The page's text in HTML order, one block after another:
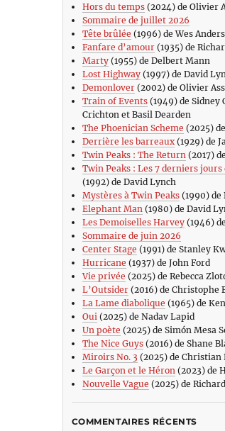
Hors du temps(2024) de Olivier
Sommaire de juillet 2026
Tête brûlée (1996) de Wes
Fanfare d’amour(1935) de
Marty(1955) de Delbert Mann
Lost Highway(1997) de David
Demonlover(2002) de Olivier
Train of Events(1949) de Sidney
Crichton et Basil Dearden
The Phoenician Scheme (2025)
Derrière les barreaux(1929) de
Twin Peaks : The Return(2017)
Twin Peaks : Les 7 derniers
(1992) de David Lynch
Mystères à Twin Peaks(1990) de
Elephant Man(1980) de David
Les Demoiselles Harvey(1946)
Sommaire de juin 2026
Center Stage (1991) de Stanley
Hurricane (1937) de John Ford
Vie privée (2025) de Rebecca
L’Outsider(2016) de Christophe
La Lame diabolique (1965) de
Oui(2025) de Nadav Lapid
Un poète (2025) de Simón Mesa
The Nice Guys(2016) de Shane
Miroirs No. 3 (2025) de Christian
Le Garçon et le Héron(2023) de
Nouvelle Vague (2025) de
COMMENTAIRES RÉCENTS